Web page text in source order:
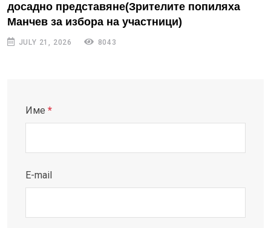
досадно представяне(Зрителите попиляха
Манчев за избора на участници)
JULY 21, 2026 8043
Име *
E-mail